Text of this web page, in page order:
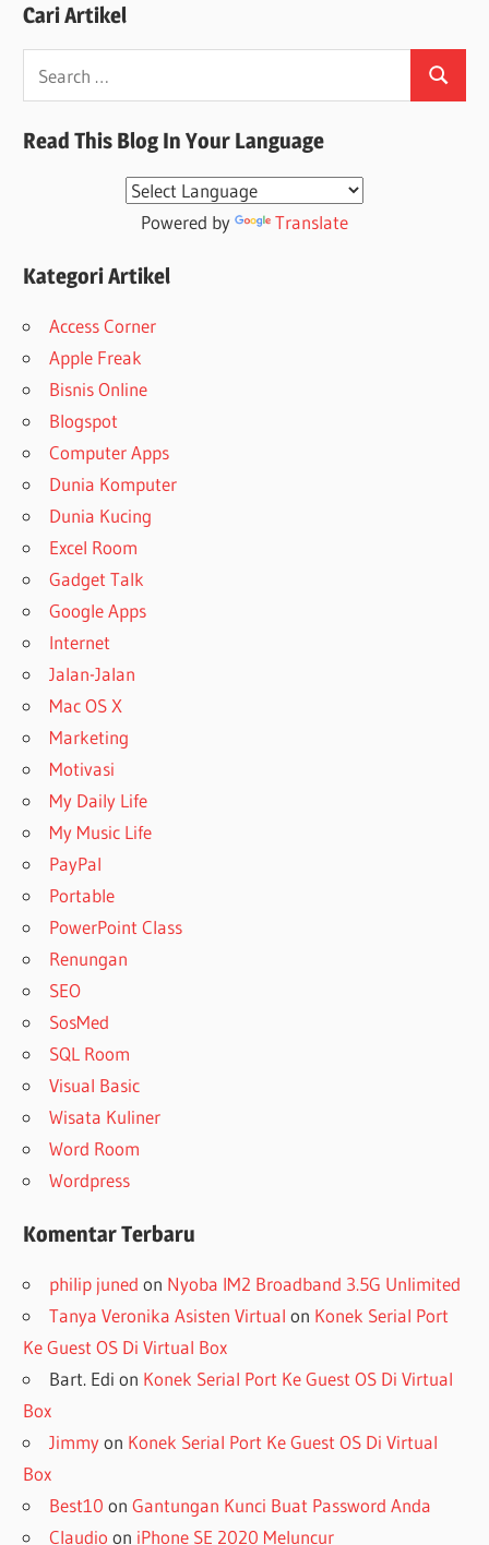
Cari Artikel
for:
Search
Read This Blog In Your Language
Powered by Translate
Kategori Artikel
Access Corner
Apple Freak
Bisnis Online
Blogspot
Computer Apps
Dunia Komputer
Dunia Kucing
Excel Room
Gadget Talk
Google Apps
Internet
Jalan-Jalan
Mac OS X
Marketing
Motivasi
My Daily Life
My Music Life
PayPal
Portable
PowerPoint Class
Renungan
SEO
SosMed
SQL Room
Visual Basic
Wisata Kuliner
Word Room
Wordpress
Komentar Terbaru
philip juned on Nyoba IM2 Broadband 3.5G Unlimited
Tanya Veronika Asisten Virtual on Konek Serial Port
Ke Guest OS Di Virtual Box
Bart. Edi on Konek Serial Port Ke Guest OS Di Virtual
Box
Jimmyon Konek Serial Port Ke Guest OS Di Virtual
Box
Best10 onGantungan Kunci Buat Password Anda
Claudio on iPhone SE 2020 Meluncur